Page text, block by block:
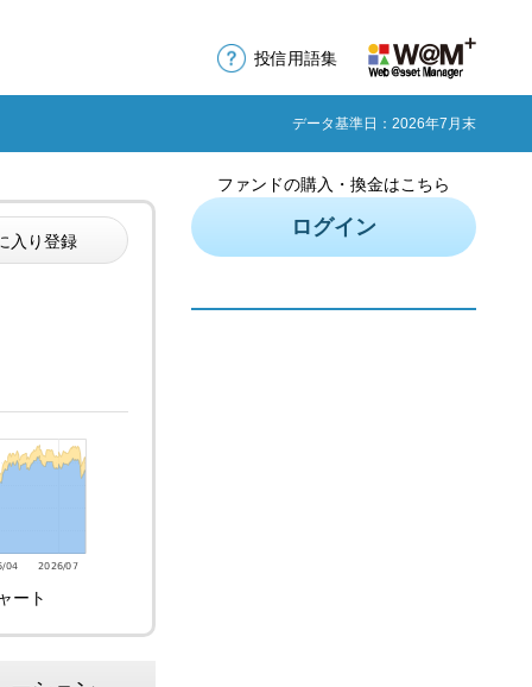
投信用語集
データ基準日：2026年7月末
入り登録
ート
ファンドの購入・換金はこちら
ログイン